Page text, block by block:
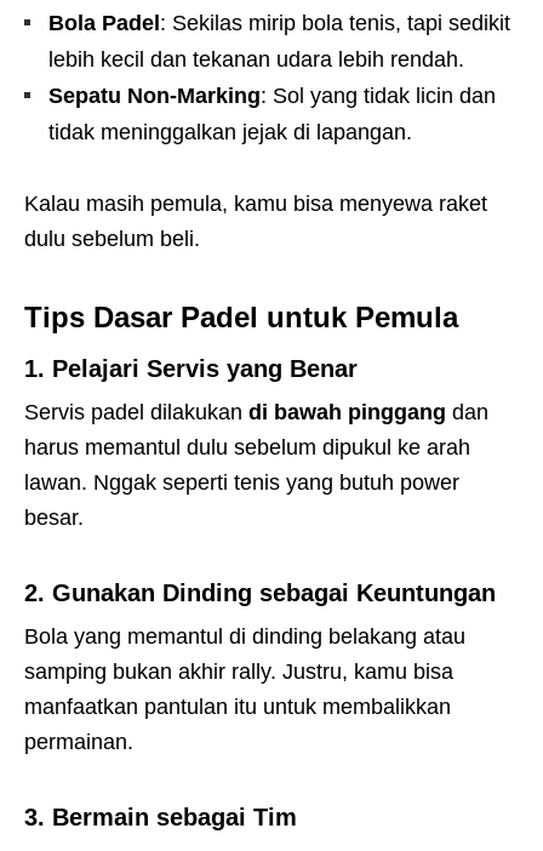
Bola Padel: Sekilas mirip bola tenis, tapi sedikit
lebih kecil dan tekanan udara lebih rendah.
Sepatu Non-Marking: Sol yang tidak licin dan
tidak meninggalkan jejak di lapangan.
Kalau masih pemula, kamu bisa menyewa raket
dulu sebelum beli.
Tips Dasar Padel untuk Pemula
1. Pelajari Servis yang Benar
Servis padel dilakukan di bawah pinggang dan
harus memantul dulu sebelum dipukul ke arah
lawan. Nggak seperti tenis yang butuh power
besar.
2. Gunakan Dinding sebagai Keuntungan
Bola yang memantul di dinding belakang atau
samping bukan akhir rally. Justru, kamu bisa
manfaatkan pantulan itu untuk membalikkan
permainan.
3. Bermain sebagai Tim